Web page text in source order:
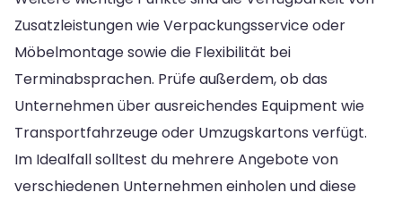
Zusatzleistungen wie Verpackungsservice oder
Möbelmontage sowie die Flexibilität bei
Terminabsprachen. Prüfe außerdem, ob das
Unternehmen über ausreichendes Equipment wie
Transportfahrzeuge oder Umzugskartons verfügt.
Im Idealfall solltest du mehrere Angebote von
verschiedenen Unternehmen einholen und diese